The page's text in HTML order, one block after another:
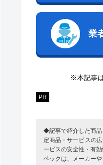
業
※本記事
PR
◆記事で紹介した商品
定商品・サービスの
ービスの安全性・有
ペックは、メーカー